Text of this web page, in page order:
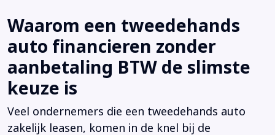
Waarom een tweedehands
auto financieren zonder
aanbetaling BTW de slimste
keuze is
Veel ondernemers die een tweedehands auto
zakelijk leasen, komen in de knel bij de